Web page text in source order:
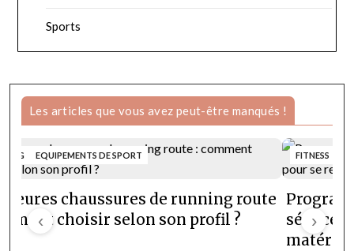
Sports
Les articles que vous avez peut-être manqués !
‹
EQUIPEMENTS DE SPORT
chaussures de running route
choisir selon son profil ?
FITNESS
séances
matériel
›